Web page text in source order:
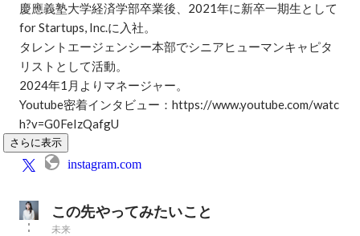
慶應義塾大学経済学部卒業後、2021年に新卒一期生として
for Startups, Inc.に入社。
タレントエージェンシー本部でシニアヒューマンキャピタ
リストとして活動。
2024年1月よりマネージャー。
Youtube密着インタビュー：https://www.youtube.com/watc
h?v=G0FeIzQafgU
さらに表示
instagram.com
この先やってみたいこと
未来